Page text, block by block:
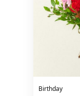
Birthday